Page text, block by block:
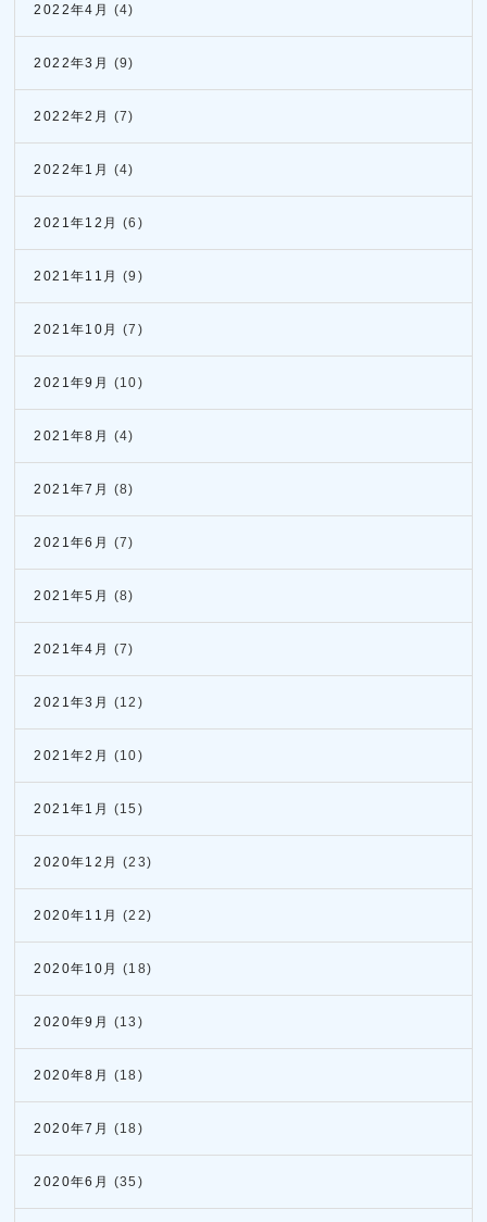
2022年4月 (4)
2022年3月 (9)
2022年2月 (7)
2022年1月 (4)
2021年12月 (6)
2021年11月 (9)
2021年10月 (7)
2021年9月 (10)
2021年8月 (4)
2021年7月 (8)
2021年6月 (7)
2021年5月 (8)
2021年4月 (7)
2021年3月 (12)
2021年2月 (10)
2021年1月 (15)
2020年12月 (23)
2020年11月 (22)
2020年10月 (18)
2020年9月 (13)
2020年8月 (18)
2020年7月 (18)
2020年6月 (35)